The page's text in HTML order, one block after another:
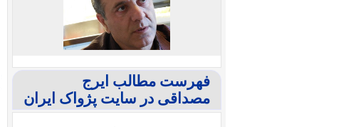
فهرست مطالب ایرج
مصداقی در سایت پژواک ایران